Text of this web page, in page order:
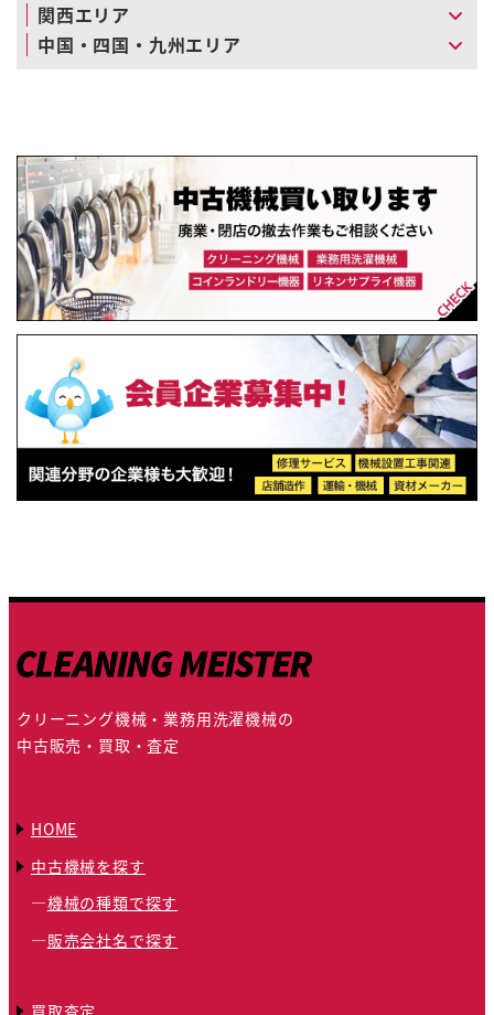
関西エリア
中国・四国・九州エリア
クリーニング機械・業務用洗濯機械の
中古販売・買取・査定
HOME
中古機械を探す
機械の種類で探す
販売会社名で探す